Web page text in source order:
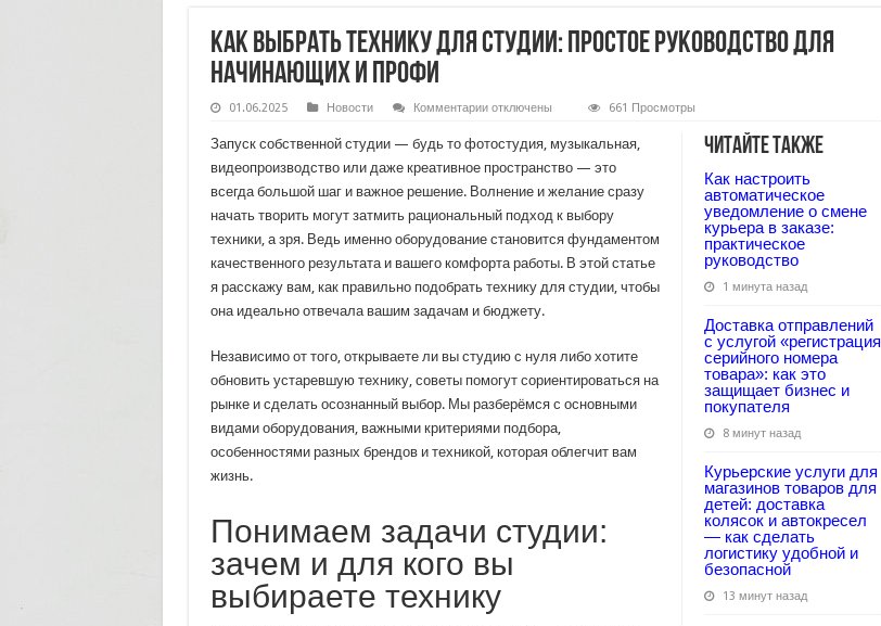
Как выбрать технику для студии: простое руководство для
начинающих и профи
01.06.2025 Новости Комментариик
выбрать
технику
для
студии:
руководство
для
начинающих
и
профи
отключены 661 Просмотры
Читайте также
Как настроить
автоматическое
уведомление о смене
курьера в заказе:
практическое
руководство
1 минута назад
Доставка отправлений
с услугой «регистрация
серийного номера
товара»: как это
защищает бизнес и
покупателя
8 минут назад
Курьерские услуги для
магазинов товаров для
детей: доставка
колясок и автокресел
— как сделать
логистику удобной и
безопасной
13 минут назад
Запуск собственной студии — будь то фотостудия, музыкальная,
видеопроизводство или даже креативное пространство — это
всегда большой шаг и важное решение. Волнение и желание сразу
начать творить могут затмить рациональный подход к выбору
техники, а зря. Ведь именно оборудование становится фундаментом
качественного результата и вашего комфорта работы. В этой статье
я расскажу вам, как правильно подобрать технику для студии, чтобы
она идеально отвечала вашим задачам и бюджету.
Независимо от того, открываете ли вы студию с нуля либо хотите
обновить устаревшую технику, советы помогут сориентироваться на
рынке и сделать осознанный выбор. Мы разберёмся с основными
видами оборудования, важными критериями подбора,
особенностями разных брендов и техникой, которая облегчит вам
жизнь.
Понимаем задачи студии:
зачем и для кого вы
выбираете технику